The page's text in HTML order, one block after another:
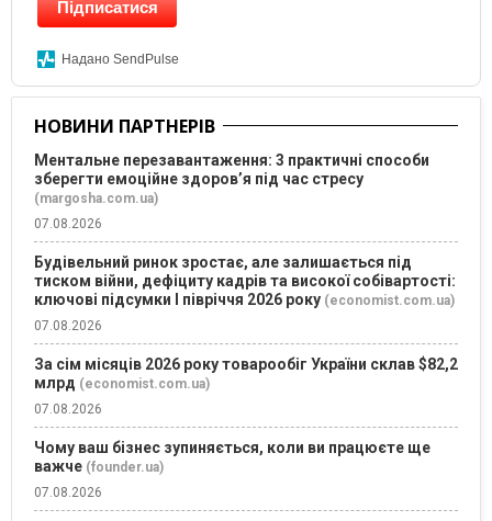
Підписатися
Надано SendPulse
НОВИНИ ПАРТНЕРІВ
Ментальне перезавантаження: 3 практичні способи
зберегти емоційне здоров’я під час стресу
(margosha.com.ua)
07.08.2026
Будівельний ринок зростає, але залишається під
тиском війни, дефіциту кадрів та високої собівартості:
ключові підсумки І півріччя 2026 року (economist.com.ua)
07.08.2026
За сім місяців 2026 року товарообіг України склав $82,2
млрд (economist.com.ua)
07.08.2026
Чому ваш бізнес зупиняється, коли ви працюєте ще
важче (founder.ua)
07.08.2026